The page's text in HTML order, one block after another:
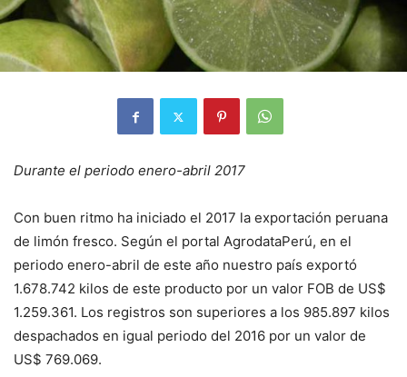
Durante el periodo enero-abril 2017
Con buen ritmo ha iniciado el 2017 la exportación peruana
de limón fresco. Según el portal AgrodataPerú, en el
periodo enero-abril de este año nuestro país exportó
1.678.742 kilos de este producto por un valor FOB de US$
1.259.361. Los registros son superiores a los 985.897 kilos
despachados en igual periodo del 2016 por un valor de
US$ 769.069.